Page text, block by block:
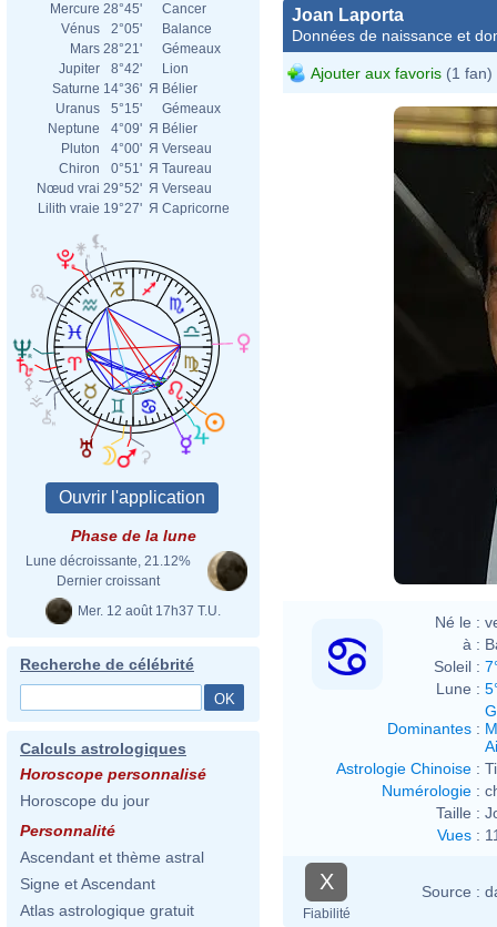
Mercure 28°45'
Cancer
Vénus
2°05'
Balance
Mars 28°21'
Gémeaux
Jupiter
8°42'
Lion
Saturne 14°36' Я Bélier
Uranus
5°15'
Gémeaux
Neptune
4°09' Я Bélier
Pluton
4°00' Я Verseau
Chiron
0°51' Я Taureau
Nœud vrai 29°52' Я Verseau
Lilith vraie 19°27' Я Capricorne
Phase de la lune
Lune décroissante, 21.12%
Dernier croissant
Mer. 12 août 17h37 T.U.
Recherche de célébrité
Calculs astrologiques
Horoscope personnalisé
Horoscope du jour
Personnalité
Ascendant et thème astral
Signe et Ascendant
Atlas astrologique gratuit
Joan Laporta
Données de naissance et
Ajouter aux favoris (1 fan)
Né le :
à :
Soleil :
Lune :
Dominantes :
Astrologie Chinoise :
Numérologie :
Taille :
Vues :
X
Fiabilité
Source :